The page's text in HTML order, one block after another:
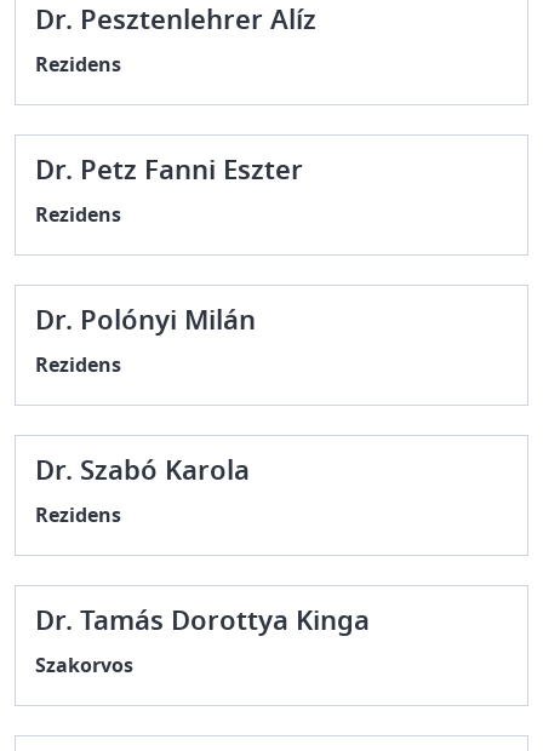
Dr. Pesztenlehrer Alíz
Rezidens
Dr. Petz Fanni Eszter
Rezidens
Dr. Polónyi Milán
Rezidens
Dr. Szabó Karola
Rezidens
Dr. Tamás Dorottya Kinga
Szakorvos